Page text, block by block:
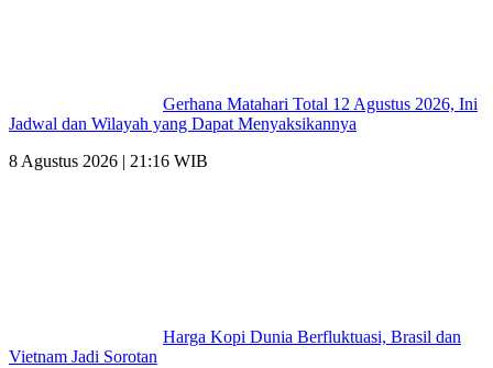
Gerhana Matahari Total 12 Agustus 2026, Ini
Jadwal dan Wilayah yang Dapat Menyaksikannya
8 Agustus 2026 | 21:16 WIB
Harga Kopi Dunia Berfluktuasi, Brasil dan
Vietnam Jadi Sorotan